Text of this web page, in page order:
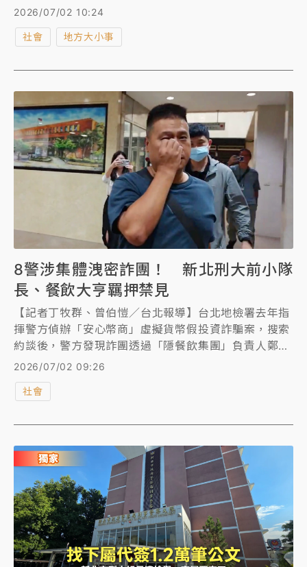
家路，直到她鼓起勇氣向路人詢問「附近的溝仔邊在
哪？」熱心民眾察覺有異，陪同尋找未果後立即報警求
助，警方獲報，透過婦人提供的住址確認身分並親自護
2026/07/02 10:24
社會 地方大小事
8警涉集體洩密詐團！ 新北刑大前小隊
長、餐飲大亨羈押禁見
【記者丁牧群、曾伯愷／台北報導】台北地檢署去年指
揮警方偵辦「安心幣商」虛擬貨幣假投資詐騙案，搜索
約談後，警方發現詐團透過「隱餐飲集團」負責人鄭淳
駿以警界人脈打探案件偵查進度，多名警察涉嫌洩密、
署指揮偵辦，檢警6月30日兵分28路搜索刑事局、 雙
案，其中有8名警察，檢察官漏夜複訊後，將鄭淳駿與
涉嫌收賄、關說同事的土城分局警員李金龍(時任新北
市刑大小隊長)聲押禁見，台北地院今凌晨裁准。
2026/07/02 09:26
社會